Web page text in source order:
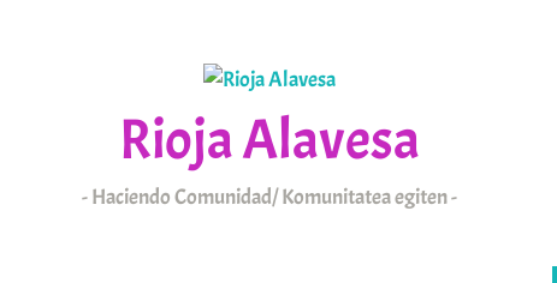
Rioja Alavesa
Haciendo Comunidad/ Komunitatea egiten